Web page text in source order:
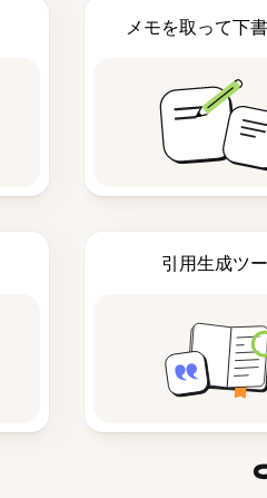
メモを取って下
引用生成ツ